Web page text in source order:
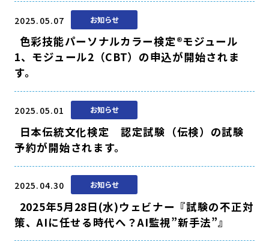
2025.05.07 お知らせ
色彩技能パーソナルカラー検定®モジュール
1、モジュール2（CBT）の申込が開始されま
す。
2025.05.01 お知らせ
日本伝統文化検定 認定試験（伝検）の試験
予約が開始されます。
2025.04.30 お知らせ
2025年5月28日(水)ウェビナー『試験の不正対
策、AIに任せる時代へ？AI監視”新手法”』